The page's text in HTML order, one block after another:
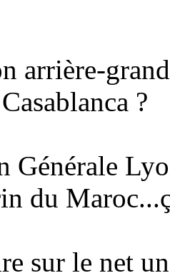
arrière-
?
Générale
du
sur le net